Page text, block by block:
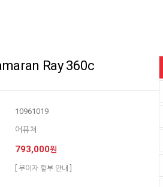
Ray 360c
10961019
어퓨쳐
793,000원
[ 무이자 할부 안내 ]